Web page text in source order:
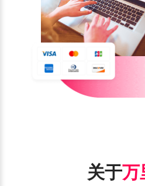
关于万